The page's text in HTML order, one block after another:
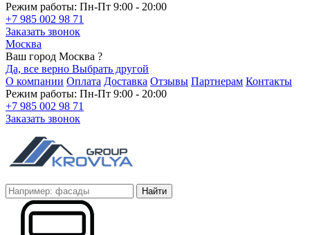
Режим работы: Пн-Пт 9:00 - 20:00
+7 985 002 98 71
Заказать звонок
Москва
Ваш город Москва ?
Да, все верно Выбрать другой
О компании Оплата Доставка Отзывы Партнерам Контакты
Режим работы: Пн-Пт 9:00 - 20:00
+7 985 002 98 71
Заказать звонок
Найти